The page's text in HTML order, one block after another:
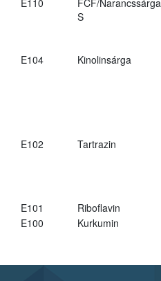
S
E104 Kinolinsárga
E102 Tartrazin
E101
Riboflavin
E100
Kurkumin